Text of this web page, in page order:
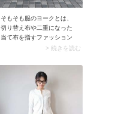
そもそも服のヨークとは、
切り替え布や二重になった
当て布を指すファッション
用語。代表的なのがトレン
布です。ちなみにトレンチ
コートのヨークは雨水を下
に流れ落ちるようにデザイ
ンされていることから、ア
ンブレラヨークとも呼ばれ
> 続きを読む